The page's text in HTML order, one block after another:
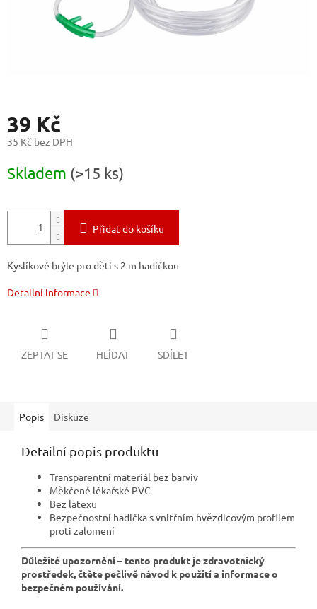
39 Kč
35 Kč bez DPH
cena:
Skladem (>15 ks)
Přidat do košíku
Kyslíkové brýle pro děti s 2 m hadičkou
Detailní informace
ZEPTAT SE HLÍDAT SDÍLET
Popis Diskuze
Detailní popis produktu
Transparentní materiál bez barviv
Měkčené lékařské PVC
Bez latexu
Bezpečnostní hadička s vnitřním hvězdicovým profilem
proti zalomení
Důležité upozornění – tento produkt je zdravotnický
prostředek, čtěte pečlivě návod k použití a informace o
bezpečném používání.